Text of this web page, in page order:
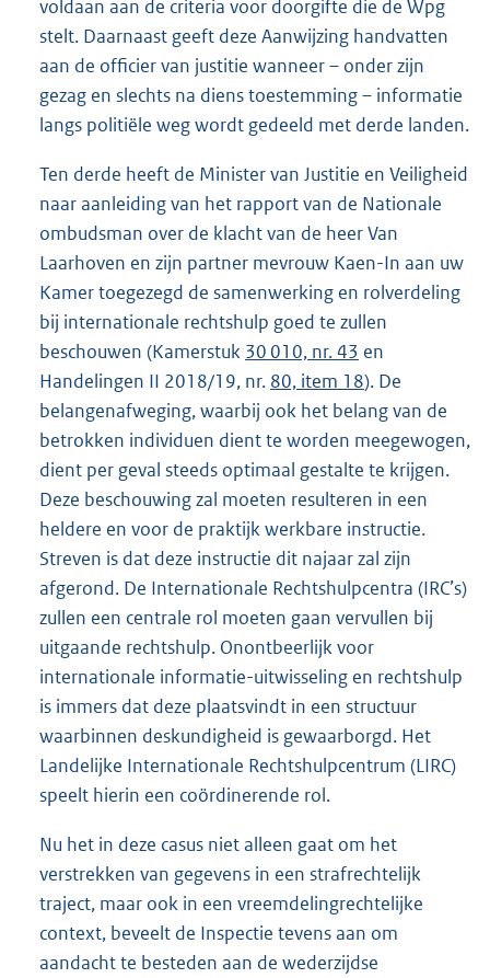
voldaan aan de criteria voor doorgifte die de Wpg
stelt. Daarnaast geeft deze Aanwijzing handvatten
aan de officier van justitie wanneer – onder zijn
gezag en slechts na diens toestemming – informatie
langs politiële weg wordt gedeeld met derde landen.
Ten derde heeft de Minister van Justitie en Veiligheid
naar aanleiding van het rapport van de Nationale
ombudsman over de klacht van de heer Van
Laarhoven en zijn partner mevrouw Kaen-In aan uw
Kamer toegezegd de samenwerking en rolverdeling
bij internationale rechtshulp goed te zullen
beschouwen (Kamerstuk 30 010, nr. 43 en
Handelingen II 2018/19, nr. 80, item 18). De
belangenafweging, waarbij ook het belang van de
betrokken individuen dient te worden meegewogen,
dient per geval steeds optimaal gestalte te krijgen.
Deze beschouwing zal moeten resulteren in een
heldere en voor de praktijk werkbare instructie.
Streven is dat deze instructie dit najaar zal zijn
afgerond. De Internationale Rechtshulpcentra (IRC’s)
zullen een centrale rol moeten gaan vervullen bij
uitgaande rechtshulp. Onontbeerlijk voor
internationale informatie-uitwisseling en rechtshulp
is immers dat deze plaatsvindt in een structuur
waarbinnen deskundigheid is gewaarborgd. Het
Landelijke Internationale Rechtshulpcentrum (LIRC)
speelt hierin een coördinerende rol.
Nu het in deze casus niet alleen gaat om het
verstrekken van gegevens in een strafrechtelijk
traject, maar ook in een vreemdelingrechtelijke
context, beveelt de Inspectie tevens aan om
aandacht te besteden aan de wederzijdse